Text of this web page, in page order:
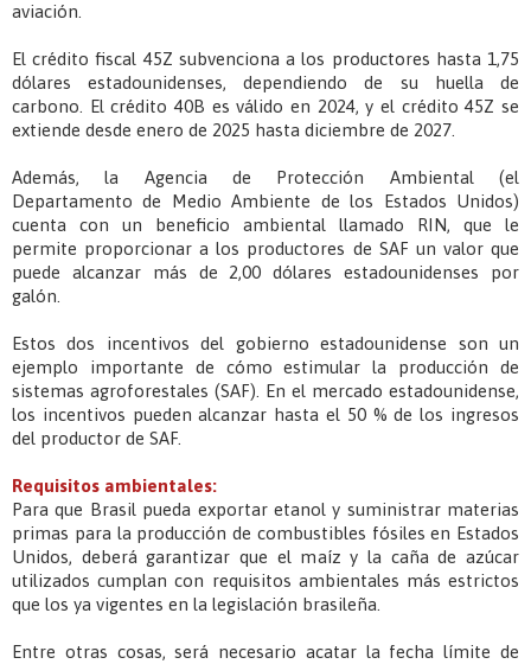
aviación.
El crédito fiscal 45Z subvenciona a los productores hasta 1,75
dólares estadounidenses, dependiendo de su huella de
carbono. El crédito 40B es válido en 2024, y el crédito 45Z se
extiende desde enero de 2025 hasta diciembre de 2027.
Además, la Agencia de Protección Ambiental (el
Departamento de Medio Ambiente de los Estados Unidos)
cuenta con un beneficio ambiental llamado RIN, que le
permite proporcionar a los productores de SAF un valor que
puede alcanzar más de 2,00 dólares estadounidenses por
galón.
Estos dos incentivos del gobierno estadounidense son un
ejemplo importante de cómo estimular la producción de
sistemas agroforestales (SAF). En el mercado estadounidense,
los incentivos pueden alcanzar hasta el 50 % de los ingresos
del productor de SAF.
Requisitos ambientales:
Para que Brasil pueda exportar etanol y suministrar materias
primas para la producción de combustibles fósiles en Estados
Unidos, deberá garantizar que el maíz y la caña de azúcar
utilizados cumplan con requisitos ambientales más estrictos
que los ya vigentes en la legislación brasileña.
Entre otras cosas, será necesario acatar la fecha límite de